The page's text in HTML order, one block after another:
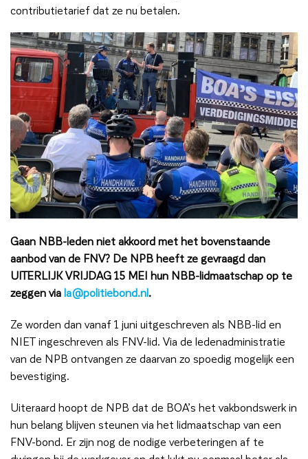
contributietarief dat ze nu betalen.
Gaan NBB-leden niet akkoord met het bovenstaande
aanbod van de FNV? De NPB heeft ze gevraagd dan
UITERLIJK VRIJDAG 15 MEI hun NBB-lidmaatschap op te
zeggen via la@politiebond.nl.
Ze worden dan vanaf 1 juni uitgeschreven als NBB-lid en
NIET ingeschreven als FNV-lid. Via de ledenadministratie
van de NPB ontvangen ze daarvan zo spoedig mogelijk een
bevestiging.
Uiteraard hoopt de NPB dat de BOA’s het vakbondswerk in
hun belang blijven steunen via het lidmaatschap van een
FNV-bond. Er zijn nog de nodige verbeteringen af te